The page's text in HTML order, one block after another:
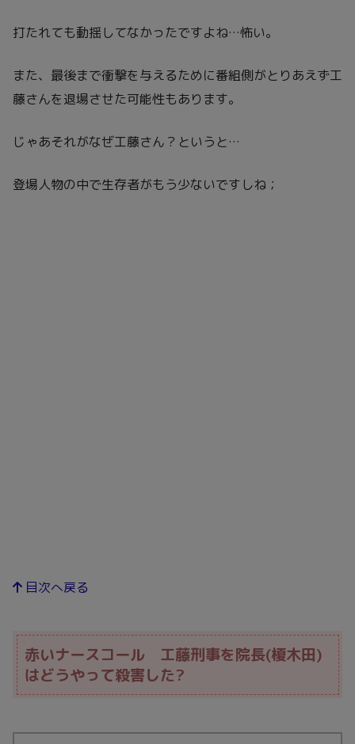
打たれても動揺してなかったですよね…怖い。
また、最後まで衝撃を与えるために番組側がとりあえず工
藤さんを退場させた可能性もあります。
じゃあそれがなぜ工藤さん？というと…
登場人物の中で生存者がもう少ないですしね；
目次へ戻る
赤いナースコール 工藤刑事を院長(榎木田)
はどうやって殺害した?